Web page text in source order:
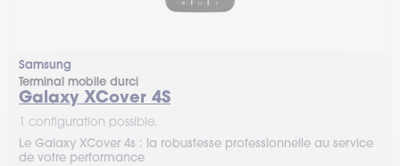
Samsung
Terminal mobile durci
Galaxy XCover 4S
1 configuration possible.
Le Galaxy XCover 4s : la robustesse professionnelle au service
de votre performance